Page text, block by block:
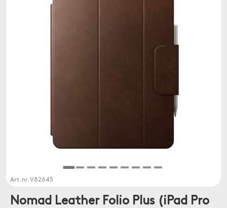
Art. nr. V82645
Nomad Leather Folio Plus (iPad Pro